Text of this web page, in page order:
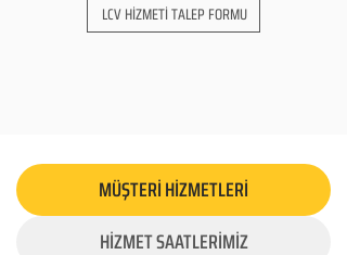
LCV HİZMETİ TALEP FORMU
MÜŞTERİ HİZMETLERİ
HİZMET SAATLERİMİZ